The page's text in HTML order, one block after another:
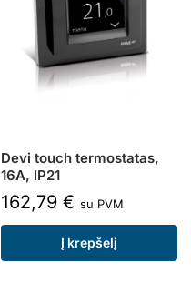
Devi touch termostatas,
16A, IP21
162,79 € su PVM
Į krepšelį